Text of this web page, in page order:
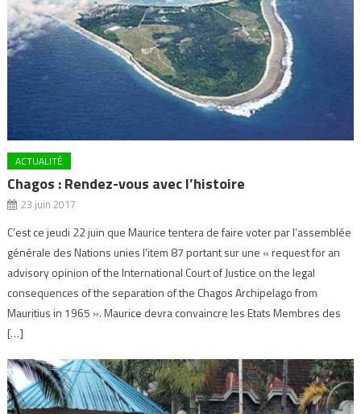
ACTUALITÉ
Chagos : Rendez-vous avec l’histoire
23 juin 2017
C’est ce jeudi 22 juin que Maurice tentera de faire voter par l’assemblée
générale des Nations unies l’item 87 portant sur une « request for an
advisory opinion of the International Court of Justice on the legal
consequences of the separation of the Chagos Archipelago from
Mauritius in 1965 ». Maurice devra convaincre les Etats Membres des
[…]